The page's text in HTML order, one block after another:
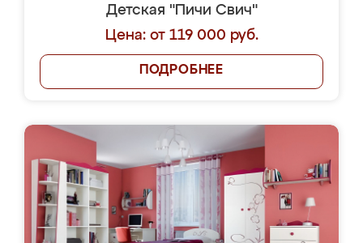
Детская "Пичи Свич"
Цена: от 119 000 руб.
ПОДРОБНЕЕ